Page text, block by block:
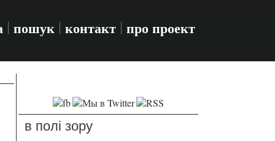
пошук контакт про проект
в полі зору